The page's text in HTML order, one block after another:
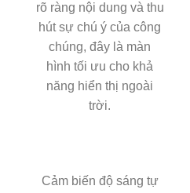
rõ ràng nội dung và thu
hút sự chú ý của công
chúng, đây là màn
hình tối ưu cho khả
năng hiển thị ngoài
trời.
Cảm biến độ sáng tự